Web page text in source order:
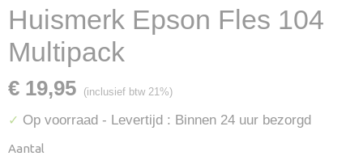
Huismerk Epson Fles 104
Multipack
€ 19,95 (inclusief btw 21%)
✓ Op voorraad - Levertijd : Binnen 24 uur bezorgd
Aantal